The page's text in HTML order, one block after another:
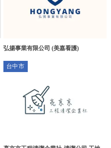
弘揚事業有限公司 (美嘉看護)
台中市